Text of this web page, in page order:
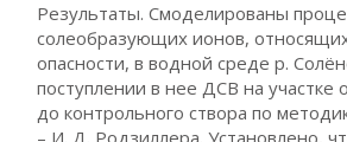
Результаты. Смоделированы
солеобразующих ионов,
опасности, в водной среде р.
поступлении в нее ДСВ на участке
до контрольного створа по
– И. Д. Родзиллера. Установлено,